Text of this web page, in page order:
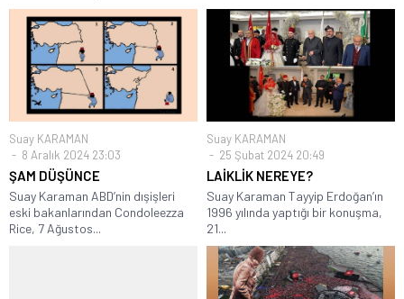
Suay KARAMAN
8 Aralık 2024 23:03
ŞAM DÜŞÜNCE
Suay Karaman ABD’nin dışişleri
eski bakanlarından Condoleezza
Rice, 7 Ağustos...
Suay KARAMAN
25 Şubat 2024 20:49
LAİKLİK NEREYE?
Suay Karaman Tayyip Erdoğan’ın
1996 yılında yaptığı bir konuşma,
21...